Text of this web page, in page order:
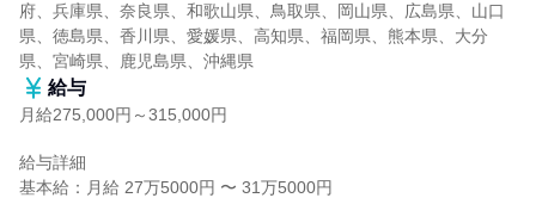
府、兵庫県、奈良県、和歌山県、鳥取県、岡山県、広島県、山口
県、徳島県、香川県、愛媛県、高知県、福岡県、熊本県、大分
県、宮崎県、鹿児島県、沖縄県
給与
月給275,000円～315,000円
給与詳細
基本給：月給 27万5000円 〜 31万5000円